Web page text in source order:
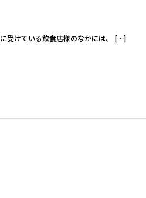
受けている飲食店様のなかには、 […]